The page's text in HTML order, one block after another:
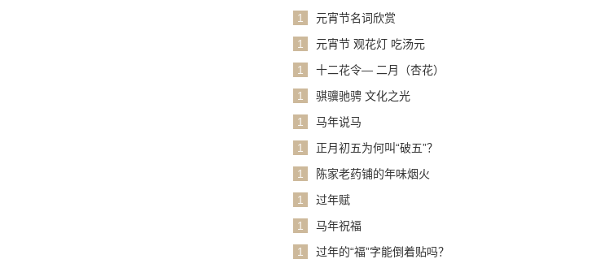
1
元宵节名词欣赏
1
元宵节 观花灯 吃汤元
1
十二花令— 二月（杏花）
1
骐骥驰骋 文化之光
1
马年说马
1
正月初五为何叫“破五”？
1
陈家老药铺的年味烟火
1
过年赋
1
马年祝福
1
过年的“福”字能倒着贴吗？